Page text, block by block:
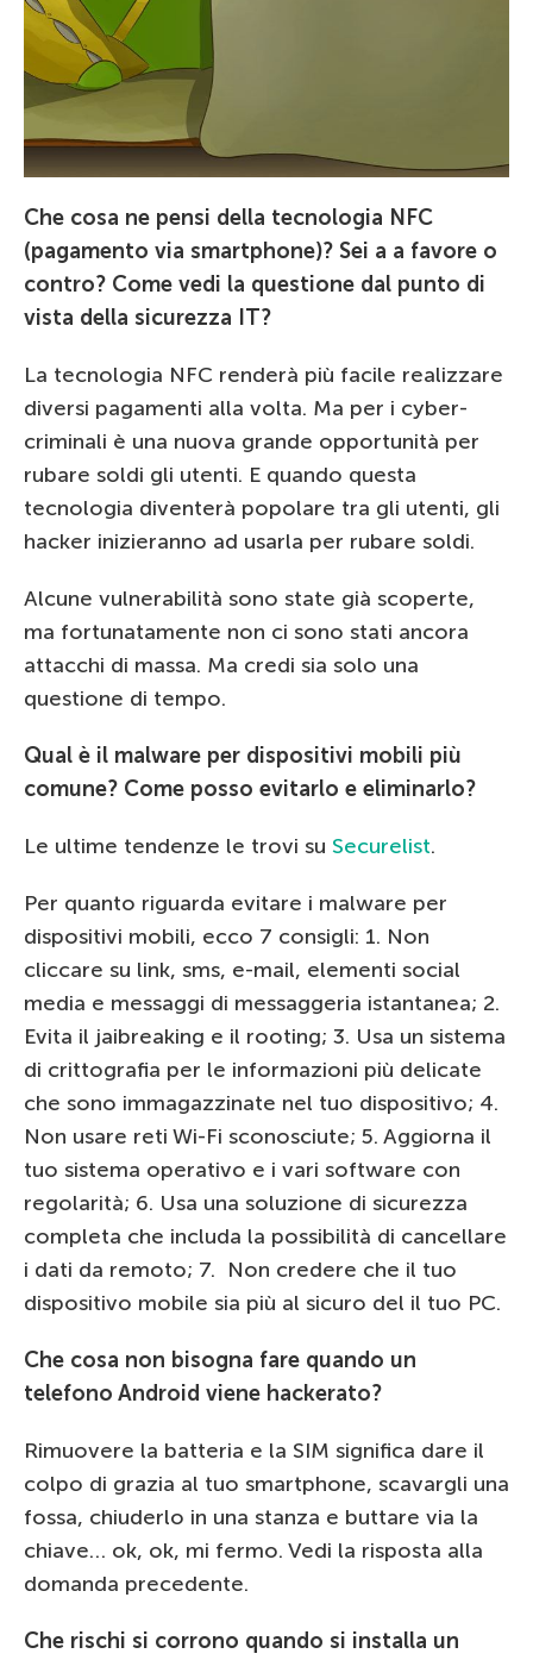
Che cosa ne pensi della tecnologia NFC
(pagamento via smartphone)? Sei a a favore o
contro? Come vedi la questione dal punto di
vista della sicurezza IT?
La tecnologia NFC renderà più facile realizzare
diversi pagamenti alla volta. Ma per i cyber-
criminali è una nuova grande opportunità per
rubare soldi gli utenti. E quando questa
tecnologia diventerà popolare tra gli utenti, gli
hacker inizieranno ad usarla per rubare soldi.
Alcune vulnerabilità sono state già scoperte,
ma fortunatamente non ci sono stati ancora
attacchi di massa. Ma credi sia solo una
questione di tempo.
Qual è il malware per dispositivi mobili più
comune? Come posso evitarlo e eliminarlo?
Le ultime tendenze le trovi su Securelist.
Per quanto riguarda evitare i malware per
dispositivi mobili, ecco 7 consigli: 1. Non
cliccare su link, sms, e-mail, elementi social
media e messaggi di messaggeria istantanea; 2.
Evita il jaibreaking e il rooting; 3. Usa un sistema
di crittografia per le informazioni più delicate
che sono immagazzinate nel tuo dispositivo; 4.
Non usare reti Wi-Fi sconosciute; 5. Aggiorna il
tuo sistema operativo e i vari software con
regolarità; 6. Usa una soluzione di sicurezza
completa che includa la possibilità di cancellare
i dati da remoto; 7. Non credere che il tuo
dispositivo mobile sia più al sicuro del il tuo PC.
Che cosa non bisogna fare quando un
telefono Android viene hackerato?
Rimuovere la batteria e la SIM significa dare il
colpo di grazia al tuo smartphone, scavargli una
fossa, chiuderlo in una stanza e buttare via la
chiave… ok, ok, mi fermo. Vedi la risposta alla
domanda precedente.
Che rischi si corrono quando si installa un